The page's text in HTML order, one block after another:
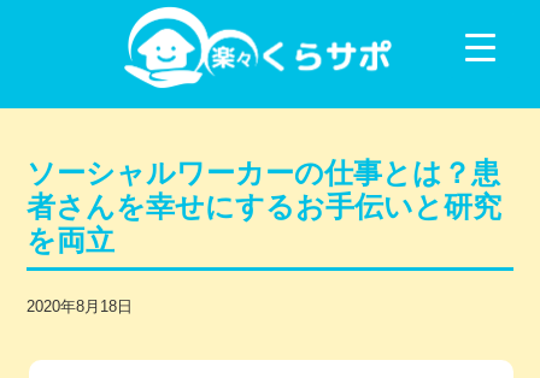
コンテンツに移動
ソーシャルワーカーの仕事とは？患
者さんを幸せにするお手伝いと研究
を両立
2020年8月18日